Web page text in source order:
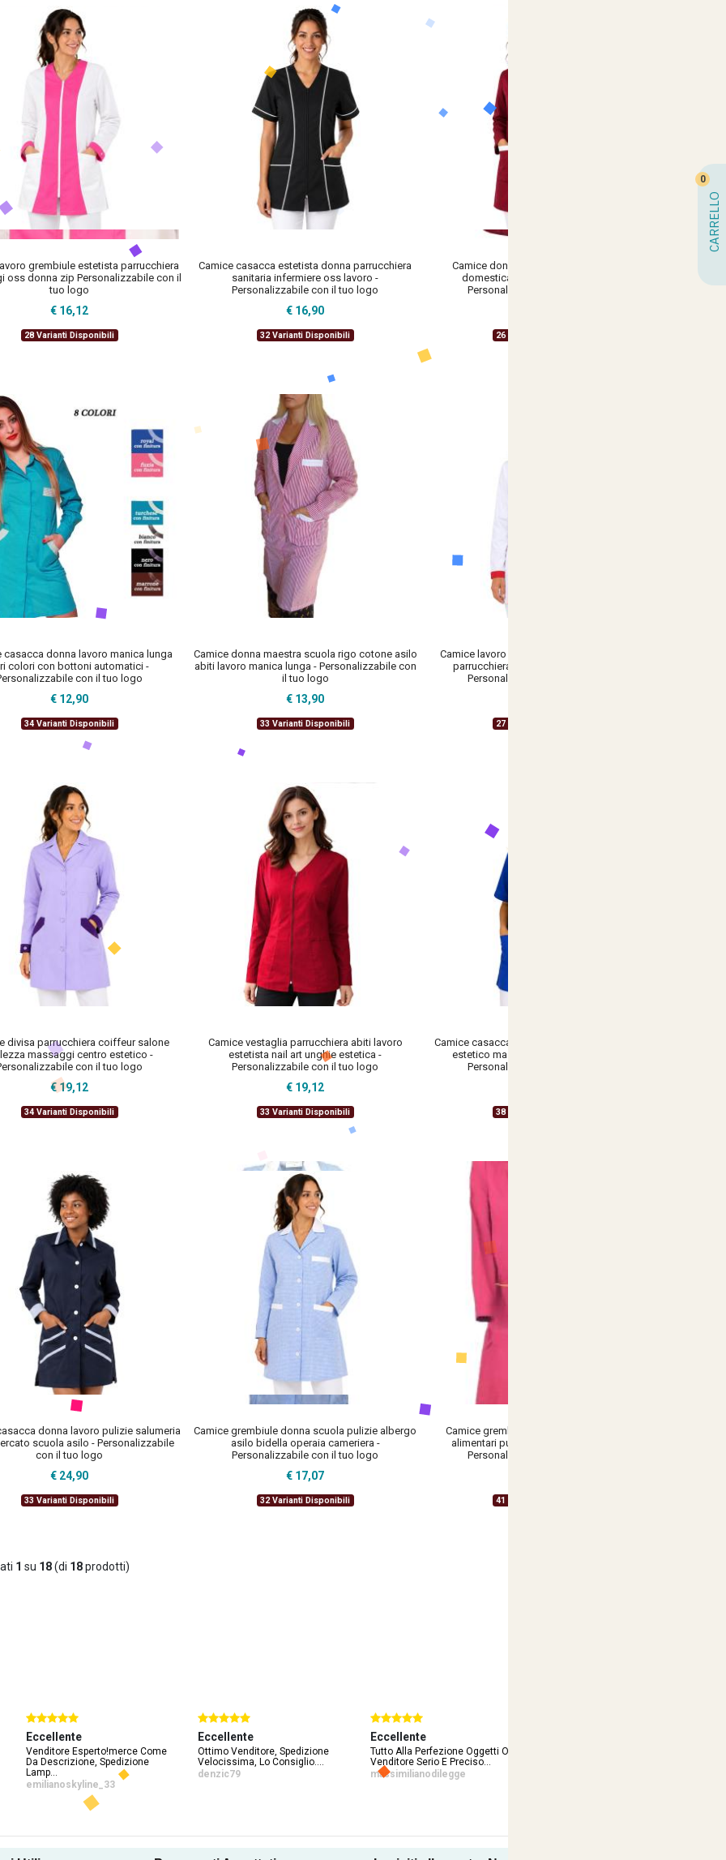
grembiule estetista parrucchiera
oss donna zip Personalizzabile con il
tuo logo
€ 16,12
28 Varianti Disponibili
Camice casacca estetista donna parrucchiera
sanitaria infermiere oss lavoro -
Personalizzabile con il tuo logo
€ 16,90
32 Varianti Disponibili
Camice donna pulizie albergo servizio
domestica bottoni tasche lavoro -
Personalizzabile con il tuo logo
26 Varianti Disponibili
casacca donna lavoro manica lunga
colori con bottoni automatici -
con il tuo logo
€ 12,90
34 Varianti Disponibili
Camice donna maestra scuola rigo cotone asilo
abiti lavoro manica lunga - Personalizzabile con
il tuo logo
€ 13,90
33 Varianti Disponibili
Camice lavoro estetista scuola maestra nail
parrucchiera estetica benessere spa -
Personalizzabile con il tuo logo
27 Varianti Disponibili
divisa parrucchiera coiffeur salone
massaggi centro estetico -
con il tuo logo
€ 19,12
34 Varianti Disponibili
Camice vestaglia parrucchiera abiti lavoro
estetista nail art unghie estetica -
Personalizzabile con il tuo logo
€ 19,12
33 Varianti Disponibili
Camice casacca estetista parrucchiera centro
estetico massaggi lavoro zip cotone -
Personalizzabile con il tuo logo
38 Varianti Disponibili
donna lavoro pulizie salumeria
scuola asilo - Personalizzabile
con il tuo logo
€ 24,90
33 Varianti Disponibili
Camice grembiule donna scuola pulizie albergo
asilo bidella operaia cameriera -
Personalizzabile con il tuo logo
€ 17,07
32 Varianti Disponibili
Camice grembiule donna lavoro estetista
alimentari pulizie scuola made in italy -
Personalizzabile con il tuo logo
41 Varianti Disponibili
1 su 18(di 18prodotti)
Eccellente
Venditore Esperto!merce Come
Da Descrizione, Spedizione
Lamp...
emilianoskyline_33
Eccellente
Ottimo Venditore, Spedizione
Velocissima, Lo Consiglio....
denzic79
Eccellente
Tutto Alla Perfezione Oggetti Ok
Venditore Serio E Preciso...
massimilianodilegge
CARRELLO
0